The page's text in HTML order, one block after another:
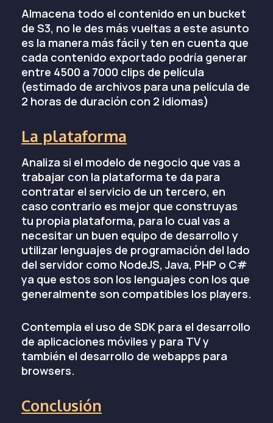
Almacena todo el contenido en un bucket
de S3, no le des más vueltas a este asunto
es la manera más fácil y ten en cuenta que
cada contenido exportado podría generar
entre 4500 a 7000 clips de película
(estimado de archivos para una película de
2 horas de duración con 2 idiomas)
La plataforma
Analiza si el modelo de negocio que vas a
trabajar con la plataforma te da para
contratar el servicio de un tercero, en
caso contrario es mejor que construyas
tu propia plataforma, para lo cual vas a
necesitar un buen equipo de desarrollo y
utilizar lenguajes de programación del lado
del servidor como NodeJS, Java, PHP o C#
ya que estos son los lenguajes con los que
generalmente son compatibles los players.
Contempla el uso de SDK para el desarrollo
de aplicaciones móviles y para TV y
también el desarrollo de webapps para
browsers.
Conclusión